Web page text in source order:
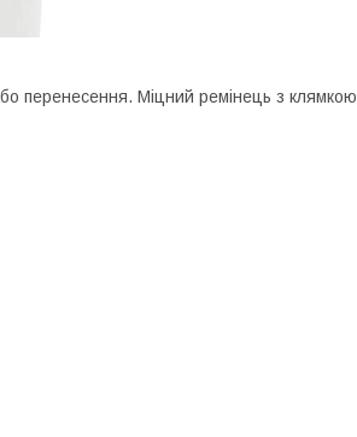
перенесення. Міцний ремінець з клямкою